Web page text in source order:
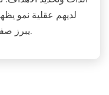
لديهم عقلية نمو
يبرز صفته الفريدة في تطوير رياضة الشباب.